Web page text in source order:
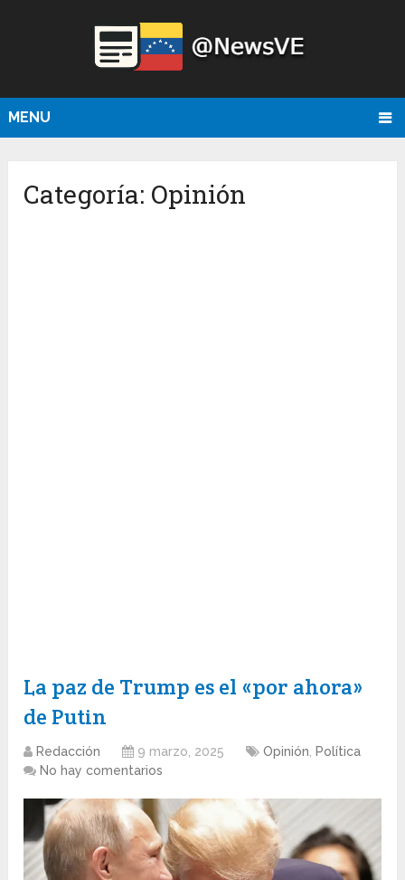
MENU
Categoría: Opinión
La paz de Trump es el «por ahora»
de Putin
Redacción 9 marzo, 2025 Opinión
Política
No hay comentarios